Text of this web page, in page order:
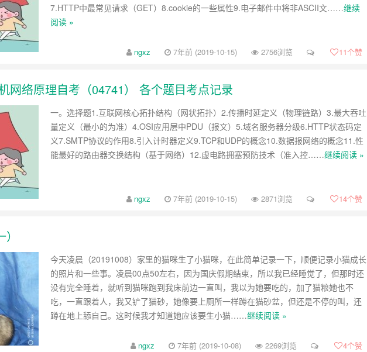
7.HTTP中最常见请求（GET）8.cookie的一些属性9.电子邮件中将非ASCII文……继续
阅读 »
ngxz 7年前 (2019-10-15) 2756浏览 11个赞
网络原理自考（04741） 各个题目考点记录
一。选择题1.互联网核心拓扑结构（网状拓扑）2.传播时延定义（物理链路）3.最大吞吐
量定义（最小的为准）4.OSI应用层中PDU（报文）5.域名服务器分级6.HTTP状态码定
义7.SMTP协议的作用8.引入计时器定义9.TCP和UDP的概念10.数据报网络的概念11.性
能最好的路由器交换结构（基于网络）12.虚电路拥塞预防技术（准入控……继续阅读 »
ngxz 7年前 (2019-10-15) 2871浏览 14个赞
今天凌晨（20191008）家里的猫咪生了小猫咪，在此简单记录一下，顺便记录小猫成长
的照片和一些事。凌晨00点50左右，因为国庆假期结束，所以我已经睡觉了，但那时还
没有完全睡着，就听到猫咪跑到我床前边一直叫，我以为她要吃的，加了猫粮她也不
吃，一直跟着人，我又铲了猫砂，她像要上厕所一样蹲在猫砂盆，但还是不停的叫，还
蹲在地上舔自己。这时候我才知道她应该要生小猫……继续阅读 »
ngxz 7年前 (2019-10-08) 2269浏览 4个赞